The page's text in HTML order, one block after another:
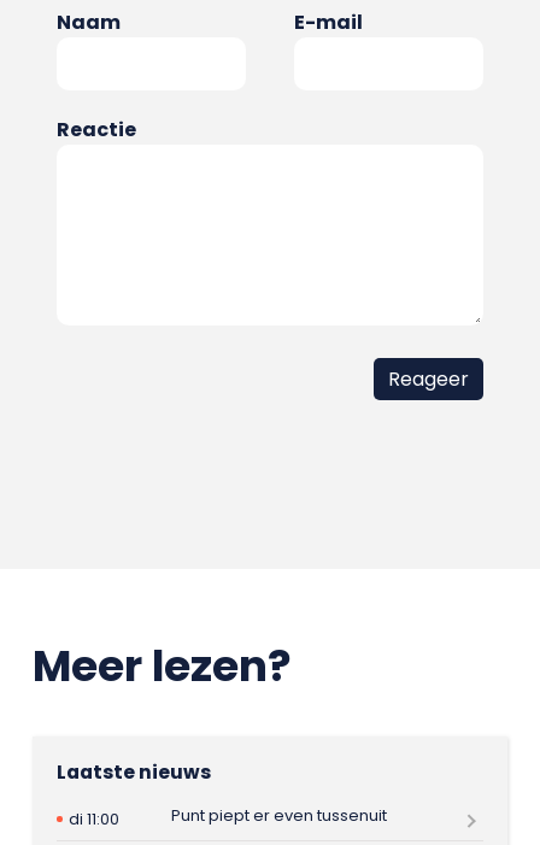
Naam E-mail
Reactie
Meer lezen?
Laatste nieuws
di 11:00
Punt piept er even tussenuit